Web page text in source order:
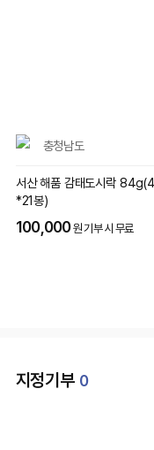
충청남도
서산 해품 감태도시락
*21봉)
100,000원 기부 시 무료
지정기부 0